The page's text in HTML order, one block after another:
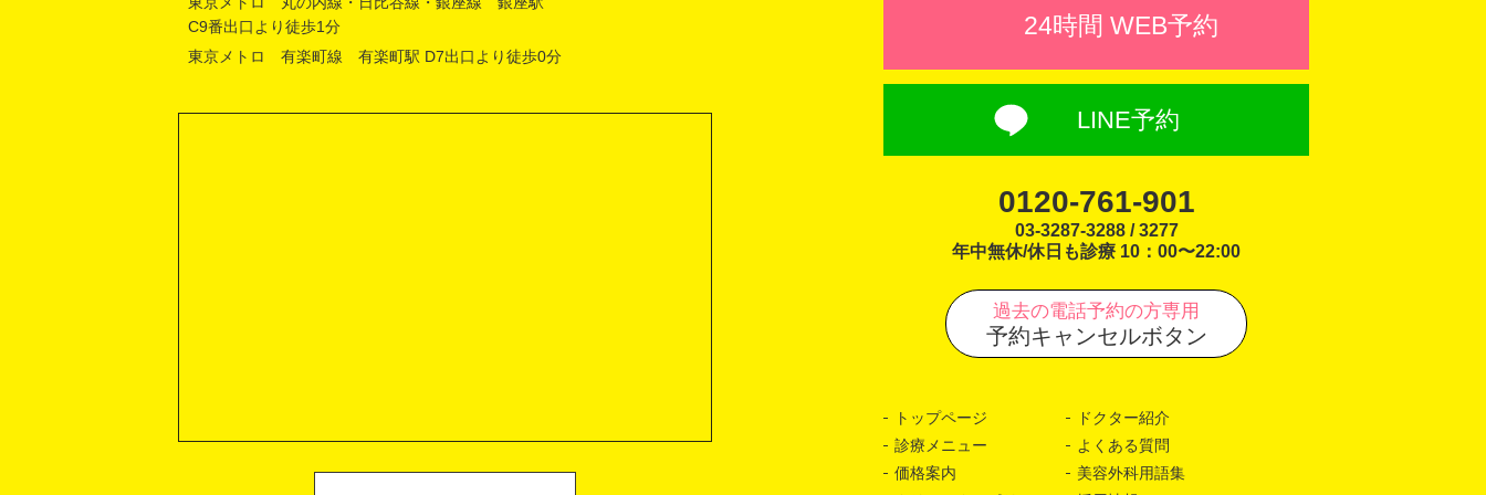
C9番出口より徒歩1分
東京メトロ 有楽町線 有楽町駅 D7出口より徒歩0分
24時間 WEB予約
LINE予約
0120-761-901
03-3287-3288 / 3277
年中無休/休日も診療 10：00〜22:00
過去の電話予約の方専用
予約キャンセルボタン
トップページ
ドクター紹介
診療メニュー
よくある質問
価格案内
美容外科用語集